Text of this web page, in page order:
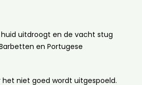
uitdroogt en de vacht stug
en Portugese
niet goed wordt uitgespoeld.